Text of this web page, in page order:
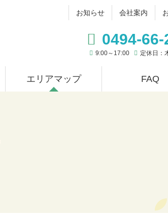
0494-66-
9:00～17:00 定休日：
お知らせ 会社案内
エリアマップ現在のページ FAQ